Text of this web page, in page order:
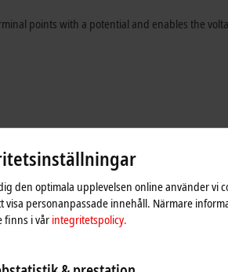
points with a potential and enables the
den optimala upplevelsen online använder vi
visa personanpassade innehåll. Närmare
finns i vårintegritetspolicy.